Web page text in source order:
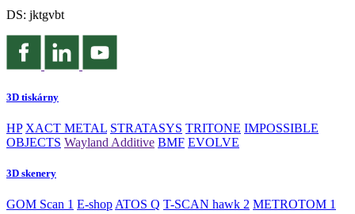
DS: jktgvbt
3D tiskárny
HP XACT METAL STRATASYS TRITONE IMPOSSIBLE
OBJECTS Wayland Additive BMF EVOLVE
3D skenery
GOM Scan 1 E-shop ATOS Q T-SCAN hawk 2 METROTOM 1